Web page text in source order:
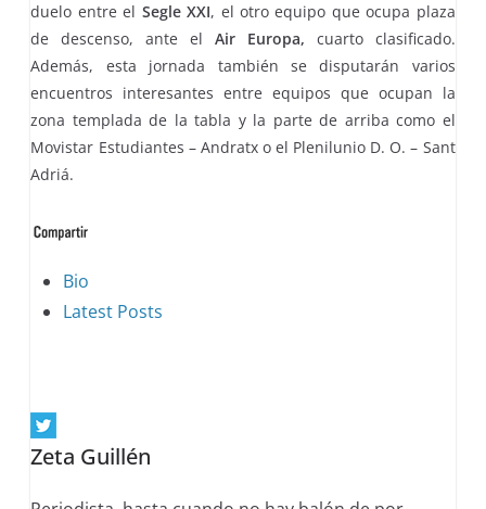
duelo entre el Segle XXI, el otro equipo que ocupa plaza
de descenso, ante el Air Europa, cuarto clasificado.
Además, esta jornada también se disputarán varios
encuentros interesantes entre equipos que ocupan la
zona templada de la tabla y la parte de arriba como el
Movistar Estudiantes – Andratx o el Plenilunio D. O. – Sant
Adriá.
The
following
content
below.
Bio
Latest Posts
Zeta Guillén